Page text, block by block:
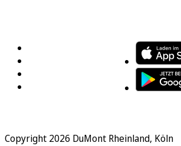
Copyright 2026 DuMont Rheinland, Köln